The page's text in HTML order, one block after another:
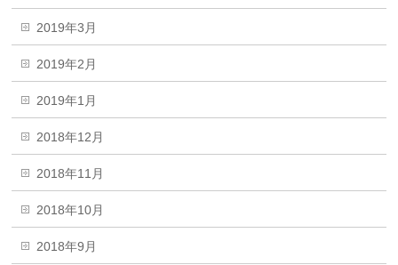
2019年3月
2019年2月
2019年1月
2018年12月
2018年11月
2018年10月
2018年9月